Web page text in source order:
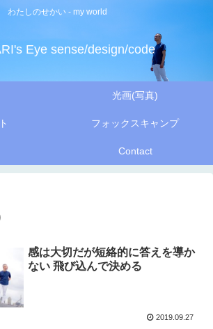
わたしのせかい - my world
Eye sense/design/code
光画(写真)
フォックスキャンプ
Contact
感は大切だが短絡的に答えを導か
ない 飛び込んで決める
2019.09.27